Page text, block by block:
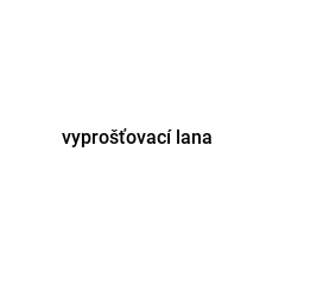
vyprošťovací lana